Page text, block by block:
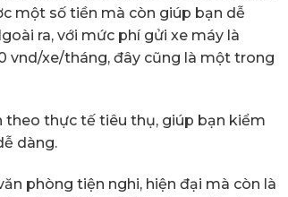
một số tiền mà còn giúp bạn dễ
ra, với mức phí gửi xe máy là
vnd/xe/tháng, đây cũng là một trong
theo thực tế tiêu thụ, giúp bạn kiểm
dàng.
phòng tiện nghi, hiện đại mà còn là